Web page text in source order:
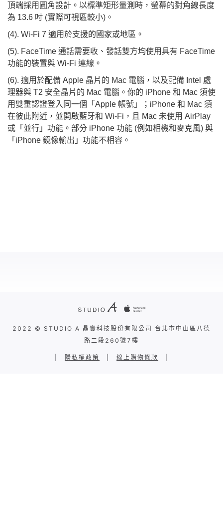
頂端採用圓角設計。以標準矩形量測時，螢幕的對角線長度
為 13.6 吋 (實際可視區較小)。
(4). Wi‑Fi 7 適用於支援的國家或地區。
(5). FaceTime 通話需要收、發話雙方均使用具有 FaceTime
功能的裝置與 Wi-Fi 連線。
(6). 適用於配備 Apple 晶片的 Mac 電腦，以及配備 Intel 處
理器與 T2 安全晶片的 Mac 電腦。你的 iPhone 和 Mac 須使
用雙重認證登入同一個「Apple 帳號」；iPhone 和 Mac 須
在彼此附近，並開啟藍牙和 Wi-Fi，且 Mac 未使用 AirPlay
或「並行」功能。部分 iPhone 功能 (例如相機和麥克風) 與
「iPhone 鏡像輸出」功能不相容。
2022 © STUDIO A 晶實科技股份有限公司 台北市中山區八德
路二段260號7樓
隱私權政策 線上購物條款